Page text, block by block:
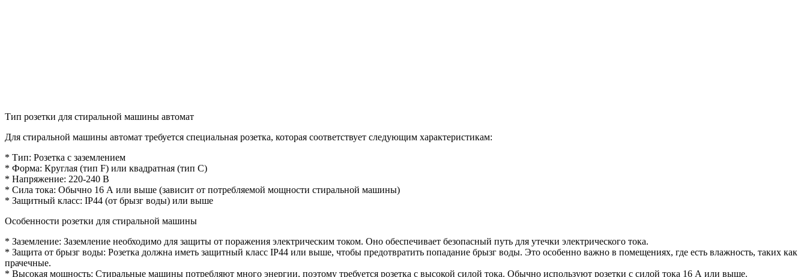
Тип розетки для стиральной машины автомат
Для стиральной машины автомат требуется специальная розетка, которая соответствует следующим характеристикам:
* Тип: Розетка с заземлением
* Форма: Круглая (тип F) или квадратная (тип C)
* Напряжение: 220-240 В
* Сила тока: Обычно 16 А или выше (зависит от потребляемой мощности стиральной машины)
* Защитный класс: IP44 (от брызг воды) или выше
Особенности розетки для стиральной машины
* Заземление: Заземление необходимо для защиты от поражения электрическим током. Оно обеспечивает безопасный путь для утечки электрического тока.
* Защита от брызг воды: Розетка должна иметь защитный класс IP44 или выше, чтобы предотвратить попадание брызг воды. Это особенно важно в помещениях, где есть влажность, таких как
прачечные.
* Высокая мощность: Стиральные машины потребляют много энергии, поэтому требуется розетка с высокой силой тока. Обычно используют розетки с силой тока 16 А или выше.